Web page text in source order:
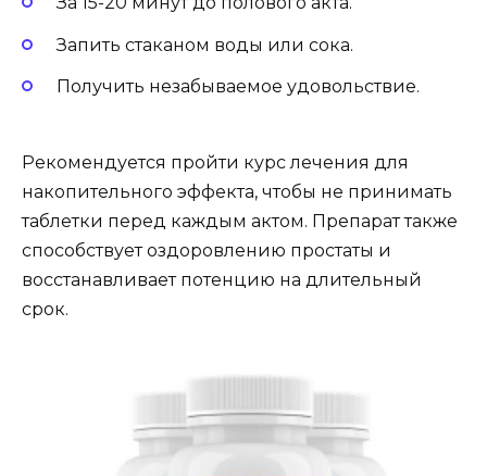
Запить стаканом воды или сока.
Получить незабываемое удовольствие.
Рекомендуется пройти курс лечения для
накопительного эффекта, чтобы не принимать
таблетки перед каждым актом. Препарат также
способствует оздоровлению простаты и
восстанавливает потенцию на длительный
срок.